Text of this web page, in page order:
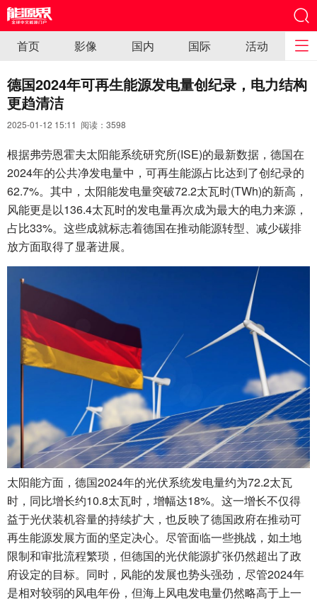
首页 影像 国内 国际 活动
德国2024年可再生能源发电量创纪录，电力结构
更趋清洁
2025-01-12 15:11 阅读： 3598
根据弗劳恩霍夫太阳能系统研究所(ISE)的最新数据，德国在
2024年的公共净发电量中，可再生能源占比达到了创纪录的
62.7%。其中，太阳能发电量突破72.2太瓦时(TWh)的新高，
风能更是以136.4太瓦时的发电量再次成为最大的电力来源，
占比33%。这些成就标志着德国在推动能源转型、减少碳排
放方面取得了显著进展。
太阳能方面，德国2024年的光伏系统发电量约为72.2太瓦
时，同比增长约10.8太瓦时，增幅达18%。这一增长不仅得
益于光伏装机容量的持续扩大，也反映了德国政府在推动可
再生能源发展方面的坚定决心。尽管面临一些挑战，如土地
限制和审批流程繁琐，但德国的光伏能源扩张仍然超出了政
府设定的目标。同时，风能的发展也势头强劲，尽管2024年
是相对较弱的风电年份，但海上风电发电量仍然略高于上一